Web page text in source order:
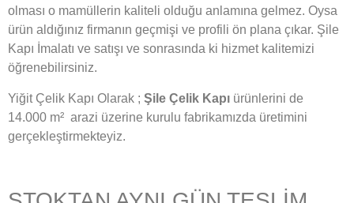
olması o mamüllerin kaliteli olduğu anlamına gelmez. Oysa
ürün aldığınız firmanın geçmişi ve profili ön plana çıkar. Şile
Kapı İmalatı ve satışı ve sonrasında ki hizmet kalitemizi
öğrenebilirsiniz.
Yiğit Çelik Kapı Olarak ; Şile Çelik Kapı ürünlerini de
14.000 m² arazi üzerine kurulu fabrikamızda üretimini
gerçekleştirmekteyiz.